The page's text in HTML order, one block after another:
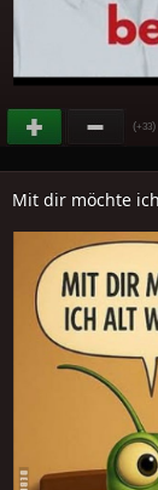
(+33)
Mit dir möchte